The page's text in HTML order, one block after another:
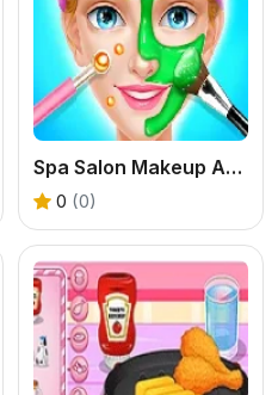
Spa Salon Makeup Artist
0 (0)